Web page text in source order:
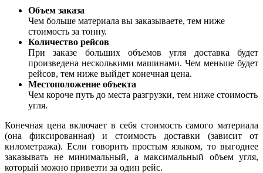
Объем заказа
Чем больше материала вы заказываете, тем ниже
стоимость за тонну.
Количество рейсов
При заказе больших объемов угля доставка будет
произведена несколькими машинами. Чем меньше будет
рейсов, тем ниже выйдет конечная цена.
Местоположение объекта
Чем короче путь до места разгрузки, тем ниже стоимость
угля.
Конечная цена включает в себя стоимость самого материала
(она фиксированная) и стоимость доставки (зависит от
километража). Если говорить простым языком, то выгоднее
заказывать не минимальный, а максимальный объем угля,
который можно привезти за один рейс.